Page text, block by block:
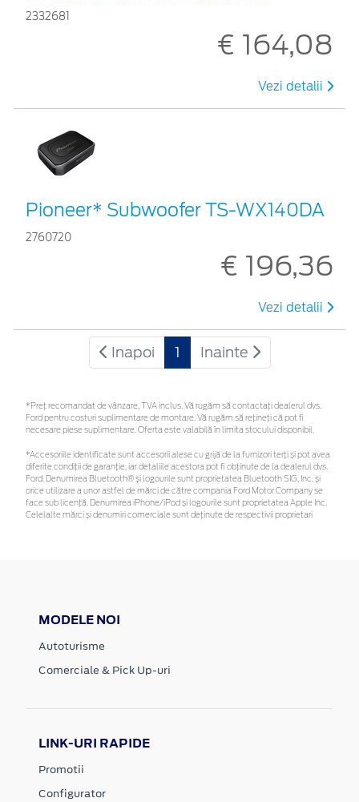
2332681
€ 164,08
Vezi detalii
Pioneer* Subwoofer TS-WX140DA
2760720
€ 196,36
Vezi detalii
Inapoi 1 Inainte
*Preţ recomandat de vânzare, TVA inclus. Vă rugăm să contactaţi dealerul dvs.
Ford pentru costuri suplimentare de montare. Vă rugăm să rețineți că pot fi
necesare piese suplimentare. Oferta este valabilă în limita stocului disponibil.
*Accesoriile identificate sunt accesorii alese cu grijă de la furnizori terți și pot avea
diferite condiții de garanție, iar detaliile acestora pot fi obținute de la dealerul dvs.
Ford. Denumirea Bluetooth® și logourile sunt proprietatea Bluetooth SIG, Inc. și
orice utilizare a unor astfel de mărci de către compania Ford Motor Company se
face sub licență. Denumirea iPhone/iPod și logourile sunt proprietatea Apple Inc.
Celelalte mărci și denumiri comerciale sunt deținute de respectivii proprietari
MODELE NOI
Autoturisme
Comerciale & Pick Up-uri
LINK-URI RAPIDE
Promotii
Configurator